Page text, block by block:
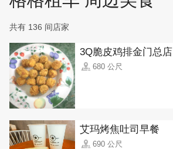
共有 136 间店家
3Q脆皮鸡排金门总店
680 公尺
艾玛烤焦吐司早餐
690 公尺